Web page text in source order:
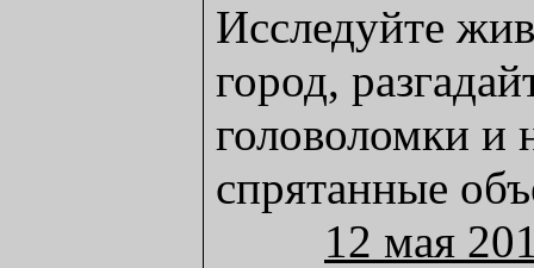
Исследуйте
город,
головоломки и
спрятанные
12 мая